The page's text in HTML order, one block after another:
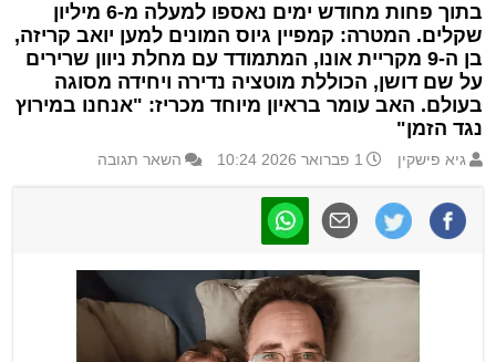
בתוך פחות מחודש ימים נאספו למעלה מ-6 מיליון
שקלים. המטרה: קמפיין גיוס המונים למען יואב קריזה,
בן ה-9 מקריית אונו, המתמודד עם מחלת ניוון שרירים
על שם דושן, הכוללת מוטציה נדירה ויחידה מסוגה
בעולם. האב עומר בראיון מיוחד מכריז: "אנחנו במירוץ
נגד הזמן"
גיא פישקין 1 פברואר 2026 10:24 השאר תגובה